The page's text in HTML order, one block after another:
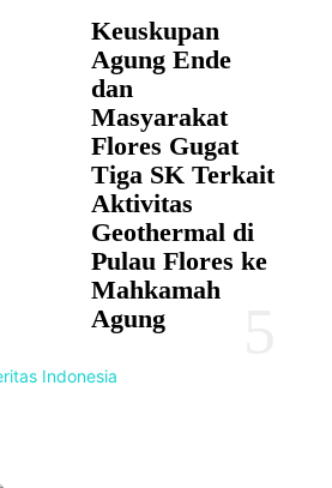
Keuskupan
Agung Ende
dan
Masyarakat
Flores Gugat
Tiga SK Terkait
Aktivitas
Geothermal di
Pulau Flores ke
Mahkamah
Agung
Indonesia